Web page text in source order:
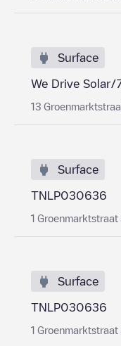
Surface
We Drive Solar/
13
Surface
TNLP030636
1 Groenmarktstraat
Surface
TNLP030636
1 Groenmarktstraat